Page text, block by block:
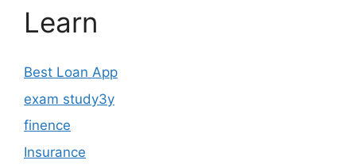
Learn
Best Loan App
exam study3y
finence
Insurance